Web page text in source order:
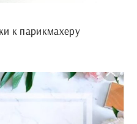
к парикмахеру